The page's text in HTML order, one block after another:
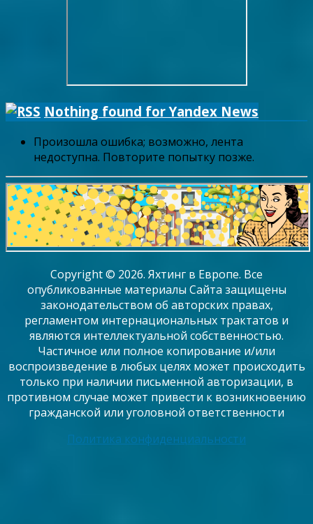
Nothing found for Yandex News
Произошла ошибка; возможно, лента
недоступна. Повторите попытку позже.
Copyright © 2026. Яхтинг в Европе. Все
опубликованные материалы Сайта защищены
законодательством об авторских правах,
регламентом интернациональных трактатов и
являются интеллектуальной собственностью.
Частичное или полное копирование и/или
воспроизведение в любых целях может происходить
только при наличии письменной авторизации, в
противном случае может привести к возникновению
гражданской или уголовной ответственности
Политика конфиденциальности